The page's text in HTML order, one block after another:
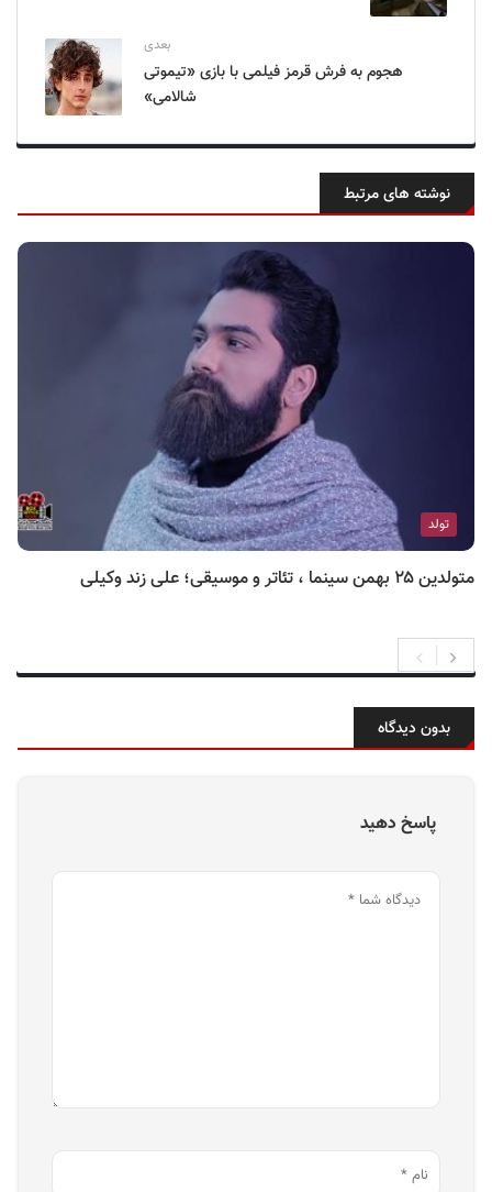
بعدی
هجوم به فرش قرمز فیلمی با بازی «تیموتی
شالامی»
نوشته های مرتبط
تولد
متولدین ۲۵ بهمن سینما ، تئاتر و موسیقی؛ علی زند وکیلی
بدون دیدگاه
پاسخ دهید